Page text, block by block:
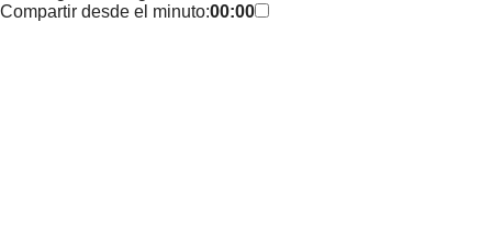
Compartir desde el minuto:00:00